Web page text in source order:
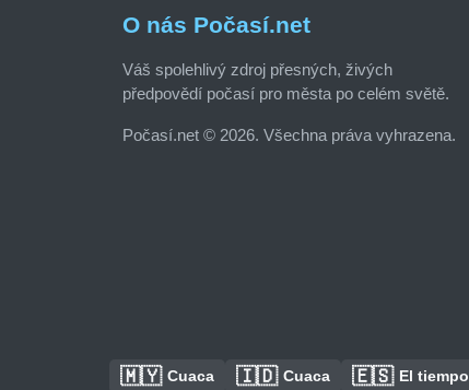
O nás Počasí.net
Váš spolehlivý zdroj přesných, živých
předpovědí počasí pro města po celém světě.
Počasí.net © 2026. Všechna práva vyhrazena.
🇲🇾 Cuaca 🇮🇩 Cuaca 🇪🇸 El tiempo